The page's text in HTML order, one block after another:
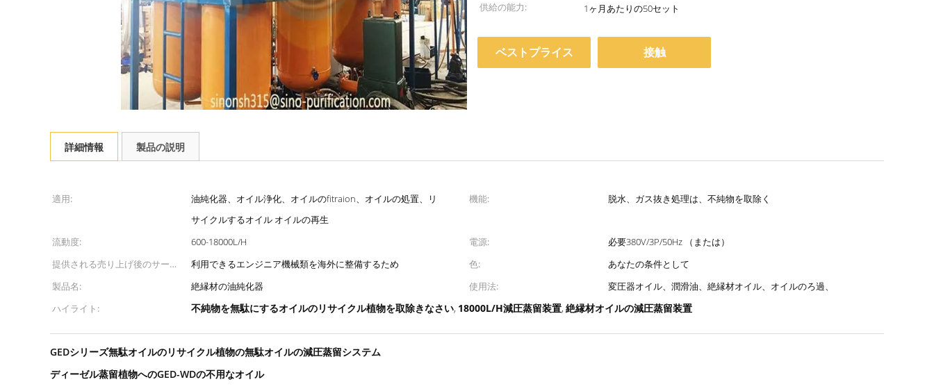
供給の能力:
1ヶ月あたりの50セット
ベストプライス 接触
詳細情報 製品の説明
適用:
油純化器、オイル浄化、オイルのfitraion、オイルの処置、リ
サイクルするオイル オイルの再生
機能: 脱水、ガス抜き処理は、不純物を取除く
流動度: 600-18000L/H 電源:
必要380V/3P/50Hz （または）
提供される売り上げ後のサービ
ス:
利用できるエンジニア機械類を海外に整備するため 色:
あなたの条件として
製品名:
絶縁材の油純化器 使用法:
変圧器オイル、潤滑油、絶縁材オイル、オイルのろ過、
ハイライト:
不純物を無駄にするオイルのリサイクル植物を取除きなさい, 18000L/H減圧蒸留装置, 絶縁材オイルの減圧蒸留装置
GEDシリーズ無駄オイルのリサイクル植物の無駄オイルの減圧蒸留システム
ディーゼル蒸留植物へのGED-WDの不用なオイル